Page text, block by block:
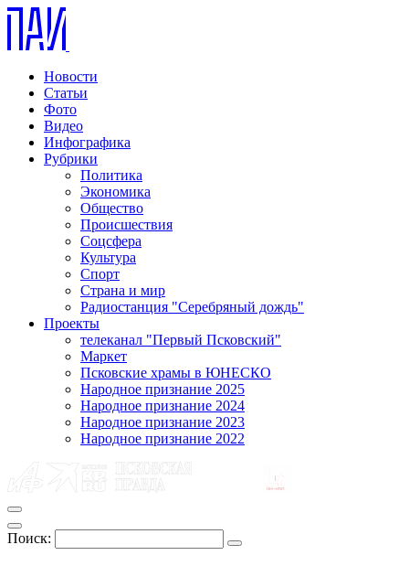
Новости
Статьи
Фото
Видео
Инфографика
Рубрики
Политика
Экономика
Общество
Происшествия
Соцсфера
Культура
Спорт
Страна и мир
Радиостанция "Серебряный дождь"
Проекты
телеканал "Первый Псковский"
Маркет
Псковские храмы в ЮНЕСКО
Народное признание 2025
Народное признание 2024
Народное признание 2023
Народное признание 2022
Поиск: